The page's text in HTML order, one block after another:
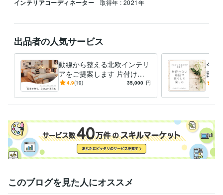
インテリアコーディネーター 取得年 : 2021年
出品者の人気サービス
動線から整える北欧インテリ
アをご提案します 片付けや
すく、家族がくつろげる部屋
4.9(19) 35,000 円
今あ
部屋
少な
このブログを見た人にオススメ